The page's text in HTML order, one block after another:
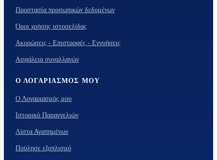
Προστασία προσωπικών δεδομένων
Όροι χρήσης ιστοσελίδας
Ακυρώσεις - Επιστροφές - Εγγυήσεις
Ασφάλεια συναλλαγών
Ο ΛΟΓΑΡΙΑΣΜΌΣ ΜΟΥ
Ο Λογαριασμός μου
Ιστορικό Παραγγελιών
Λίστα Αγαπημένων
Πούλησε εξοπλισμό